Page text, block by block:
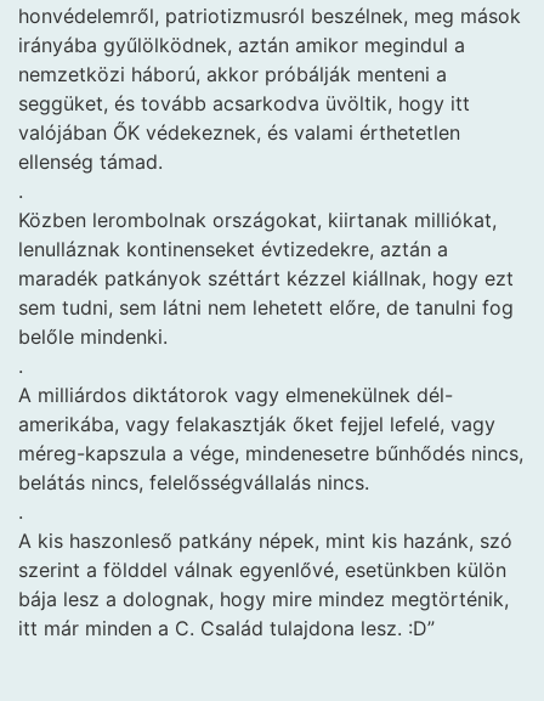
honvédelemről, patriotizmusról beszélnek, meg mások
irányába gyűlölködnek, aztán amikor megindul a
nemzetközi háború, akkor próbálják menteni a
seggüket, és tovább acsarkodva üvöltik, hogy itt
valójában ŐK védekeznek, és valami érthetetlen
ellenség támad.
.
Közben lerombolnak országokat, kiirtanak milliókat,
lenulláznak kontinenseket évtizedekre, aztán a
maradék patkányok széttárt kézzel kiállnak, hogy ezt
sem tudni, sem látni nem lehetett előre, de tanulni fog
belőle mindenki.
.
A milliárdos diktátorok vagy elmenekülnek dél-
amerikába, vagy felakasztják őket fejjel lefelé, vagy
méreg-kapszula a vége, mindenesetre bűnhődés nincs,
belátás nincs, felelősségvállalás nincs.
.
A kis haszonleső patkány népek, mint kis hazánk, szó
szerint a földdel válnak egyenlővé, esetünkben külön
bája lesz a dolognak, hogy mire mindez megtörténik,
itt már minden a C. Család tulajdona lesz. :D”